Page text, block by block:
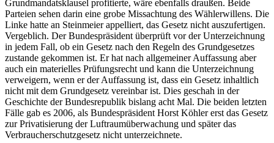
Grundmandatsklausel profitierte, wäre ebenfalls draußen. Beide
Parteien sehen darin eine grobe Missachtung des Wählerwillens. Die
Linke hatte an Steinmeier appelliert, das Gesetz nicht auszufertigen.
Vergeblich. Der Bundespräsident überprüft vor der Unterzeichnung
in jedem Fall, ob ein Gesetz nach den Regeln des Grundgesetzes
zustande gekommen ist. Er hat nach allgemeiner Auffassung aber
auch ein materielles Prüfungsrecht und kann die Unterzeichnung
verweigern, wenn er der Auffassung ist, dass ein Gesetz inhaltlich
nicht mit dem Grundgesetz vereinbar ist. Dies geschah in der
Geschichte der Bundesrepublik bislang acht Mal. Die beiden letzten
Fälle gab es 2006, als Bundespräsident Horst Köhler erst das Gesetz
zur Privatisierung der Luftraumüberwachung und später das
Verbraucherschutzgesetz nicht unterzeichnete.